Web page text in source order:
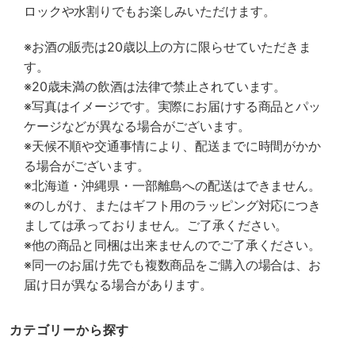
ロックや水割りでもお楽しみいただけます。
※お酒の販売は20歳以上の方に限らせていただきま
す。
※20歳未満の飲酒は法律で禁止されています。
※写真はイメージです。実際にお届けする商品とパッ
ケージなどが異なる場合がございます。
※天候不順や交通事情により、配送までに時間がかか
る場合がございます。
※北海道・沖縄県・一部離島への配送はできません。
※のしがけ、またはギフト用のラッピング対応につき
ましては承っておりません。ご了承ください。
※他の商品と同梱は出来ませんのでご了承ください。
※同一のお届け先でも複数商品をご購入の場合は、お
届け日が異なる場合があります。
カテゴリーから探す